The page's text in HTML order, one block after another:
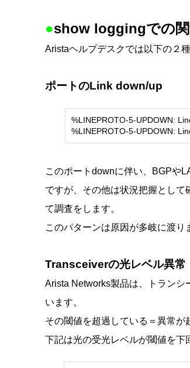
●show loggingでの
Aristaヘルプデスクでは以下の２
ポートのLink down/up
%LINEPROTO-5-UPDOWN:
%LINEPROTO-5-UPDOWN:
このポートdownに伴い、BGPや
ですが、その他は状況把握として
て調査をします。
このパターンは原因が多岐に渡り
Transceiverの光レベル異常
Arista Networks製品は、トランシ
います。
その閾値を超過している＝異常が
下記は光の受光レベルが閾値を下